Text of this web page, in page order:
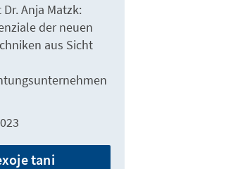
Anja Matzk:
der neuen
aus Sicht
tani